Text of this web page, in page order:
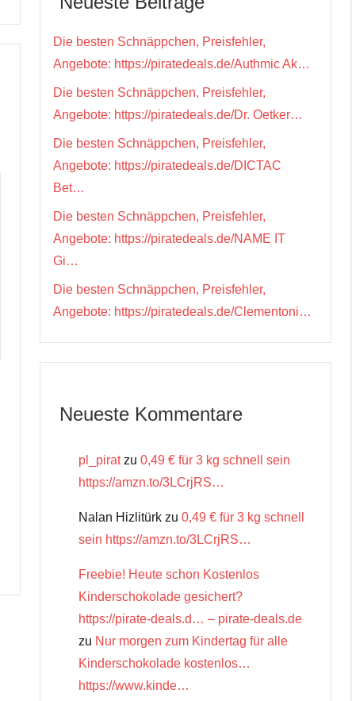
Die besten Schnäppchen, Preisfehler,
Angebote: https://piratedeals.de/Authmic Ak…
Die besten Schnäppchen, Preisfehler,
Angebote: https://piratedeals.de/Dr. Oetker…
Die besten Schnäppchen, Preisfehler,
Angebote: https://piratedeals.de/DICTAC
Bet…
Die besten Schnäppchen, Preisfehler,
Angebote: https://piratedeals.de/NAME IT
Gi…
Die besten Schnäppchen, Preisfehler,
Angebote: https://piratedeals.de/Clementoni…
Neueste Kommentare
pl_piratzu 0,49 € für 3 kg schnell sein
https://amzn.to/3LCrjRS…
Nalan Hizlitürk zu 0,49 € für 3 kg schnell
sein https://amzn.to/3LCrjRS…
Freebie! Heute schon Kostenlos
Kinderschokolade gesichert?
https://pirate-deals.d… – pirate-deals.de
zu Nur morgen zum Kindertag für alle
Kinderschokolade kostenlos…
https://www.kinde…